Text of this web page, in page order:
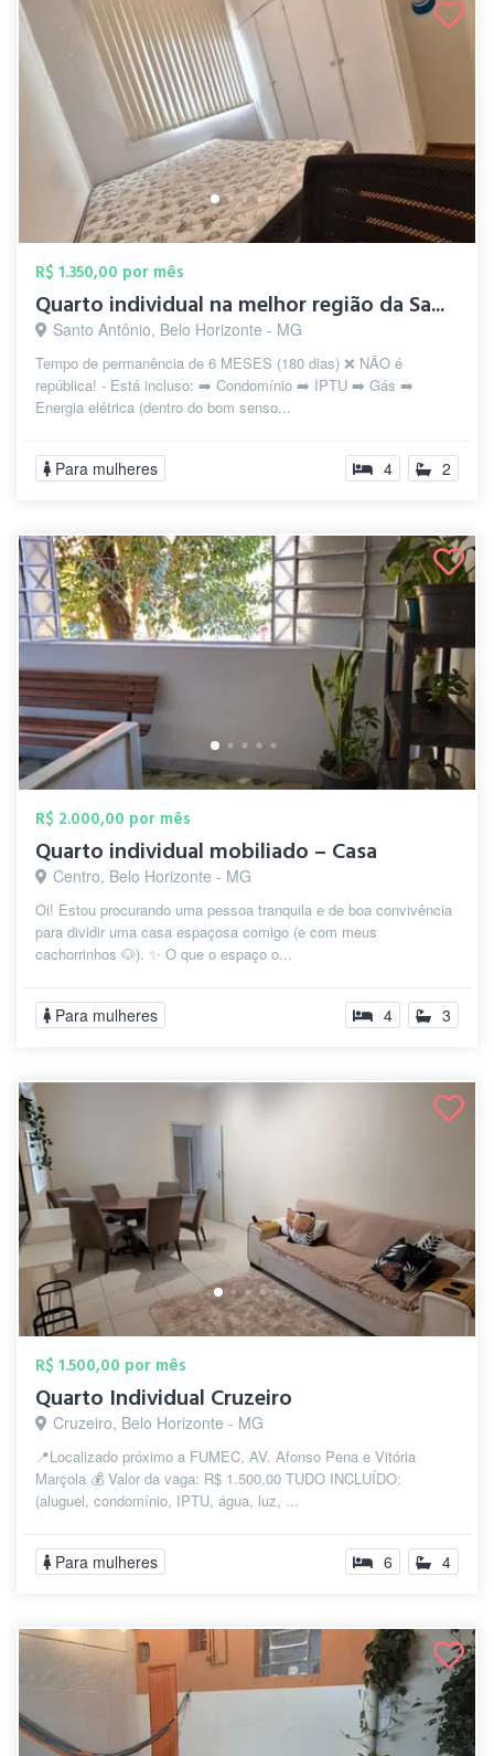
R$ 1.350,00 por mês
Quarto individual na melhor região da Sa...
Santo Antônio, Belo Horizonte - MG
Tempo de permanência de 6 MESES (180 dias) ❌ NÃO é
república! - Está incluso: ➡️ Condomínio ➡️ IPTU ➡️ Gás ➡️
Energia elétrica (dentro do bom senso...
Para mulheres 4 2
R$ 2.000,00 por mês
Quarto individual mobiliado – Casa
Centro, Belo Horizonte - MG
Oi! Estou procurando uma pessoa tranquila e de boa convivência
para dividir uma casa espaçosa comigo (e com meus
cachorrinhos 🐶). ✨ O que o espaço o...
Para mulheres 4 3
R$ 1.500,00 por mês
Quarto Individual Cruzeiro
Cruzeiro, Belo Horizonte - MG
📍Localizado próximo a FUMEC, AV. Afonso Pena e Vitória
Marçola 💰 Valor da vaga: R$ 1.500,00 TUDO INCLUÍDO:
(aluguel, condomínio, IPTU, água, luz, ...
Para mulheres 6 4